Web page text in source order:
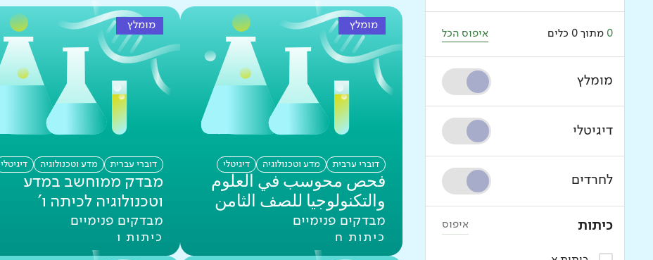
0 מתוך 0 כלים איפוס הכל
מומלץ
דיגיטלי
לחרדים
כיתות איפוס
דוברי ערבית מדע וטכנולוגיה דיגיטלי
فحص محوسب في العلوم
والتكنولوجيا للصف الثامن
מבדקים פנימיים
כיתות ח
מומלץ
דוברי עברית מדע וטכנולוגיה דיגיטלי
מבדק ממוחשב במדע
וטכנולוגיה לכיתה ו'
מבדקים פנימיים
כיתות ו
מומלץ